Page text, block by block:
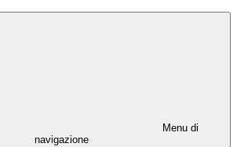
Menu di
navigazione